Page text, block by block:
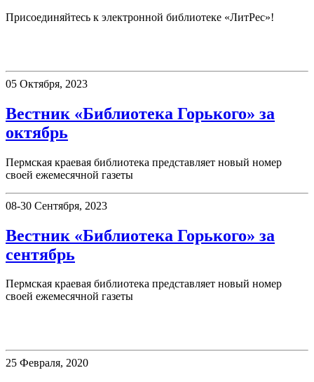
Присоединяйтесь к электронной библиотеке «ЛитРес»!
05 Октября, 2023
Вестник «Библиотека Горького» за
октябрь
Пермская краевая библиотека представляет новый номер
своей ежемесячной газеты
08-30 Сентября, 2023
Вестник «Библиотека Горького» за
сентябрь
Пермская краевая библиотека представляет новый номер
своей ежемесячной газеты
25 Февраля, 2020